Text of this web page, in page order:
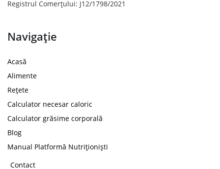
Registrul Comerțului: J12/1798/2021
Navigație
Acasă
Alimente
Rețete
Calculator necesar caloric
Calculator grăsime corporală
Blog
Manual Platformă Nutriționiști
Contact